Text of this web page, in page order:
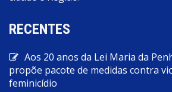
RECENTES
Aos 20 anos da Lei Maria da
propõe pacote de medidas contra
feminicídio